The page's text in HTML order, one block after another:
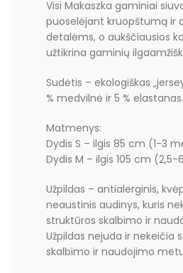
Visi Makaszka gaminiai
puoselėjant kruopštumą ir
detalėms, o aukščiausios
užtikrina gaminių
Sudėtis – ekologiškas
% medvilnė ir 5 % elastanas.
Matmenys:
Dydis S – ilgis 85 cm (1-3
Dydis M – ilgis 105 cm
Užpildas – antialerginis,
neaustinis audinys, kuris
struktūros skalbimo ir
Užpildas nejuda ir nekeičia
skalbimo ir naudojimo